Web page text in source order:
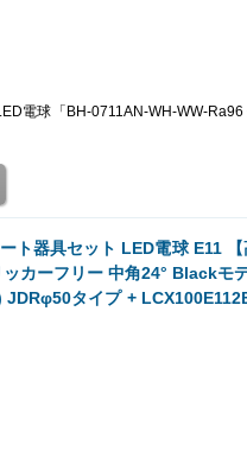
電球「BH-0711AN-WH-WW-Ra96
ト器具セット LED電球 E11
カーフリー 中角24° Blackモ
タイプ +